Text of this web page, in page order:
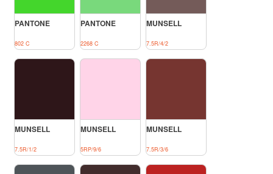
PANTONE
802 C
PANTONE
2268 C
MUNSELL
7.5R/4/2
MUNSELL
7.5R/1/2
MUNSELL
5RP/9/6
MUNSELL
7.5R/3/6